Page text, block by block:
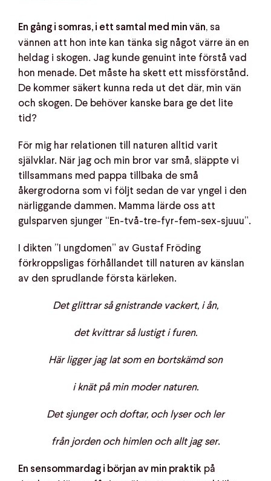
En gång i somras, i ett samtal med min vän, sa
vännen att hon inte kan tänka sig något värre än en
heldag i skogen. Jag kunde genuint inte förstå vad
hon menade. Det måste ha skett ett missförstånd.
De kommer säkert kunna reda ut det där, min vän
och skogen. De behöver kanske bara ge det lite
tid?
För mig har relationen till naturen alltid varit
självklar. När jag och min bror var små, släppte vi
tillsammans med pappa tillbaka de små
åkergrodorna som vi följt sedan de var yngel i den
närliggande dammen. Mamma lärde oss att
gulsparven sjunger “En-två-tre-fyr-fem-sex-sjuuu”.
I dikten ”I ungdomen” av Gustaf Fröding
förkroppsligas förhållandet till naturen av känslan
av den sprudlande första kärleken.
Det glittrar så gnistrande vackert, i ån,
det kvittrar så lustigt i furen.
Här ligger jag lat som en bortskämd son
i knät på min moder naturen.
Det sjunger och doftar, och lyser och ler
från jorden och himlen och allt jag ser.
En sensommardag i början av min praktik på